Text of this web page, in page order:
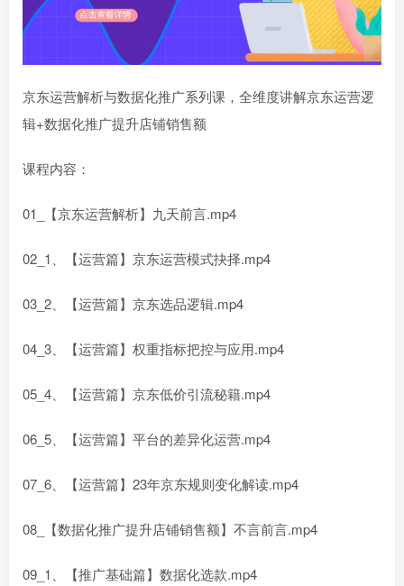
京东运营解析与数据化推广系列课，全维度讲解京东运营逻
辑+数据化推广提升店铺销售额
课程内容：
01_【京东运营解析】九天前言.mp4
02_1、【运营篇】京东运营模式抉择.mp4
03_2、【运营篇】京东选品逻辑.mp4
04_3、【运营篇】权重指标把控与应用.mp4
05_4、【运营篇】京东低价引流秘籍.mp4
06_5、【运营篇】平台的差异化运营.mp4
07_6、【运营篇】23年京东规则变化解读.mp4
08_【数据化推广提升店铺销售额】不言前言.mp4
09_1、【推广基础篇】数据化选款.mp4